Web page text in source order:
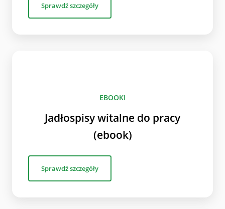
Sprawdź szczegóły
EBOOKI
Jadłospisy witalne do pracy
(ebook)
Sprawdź szczegóły